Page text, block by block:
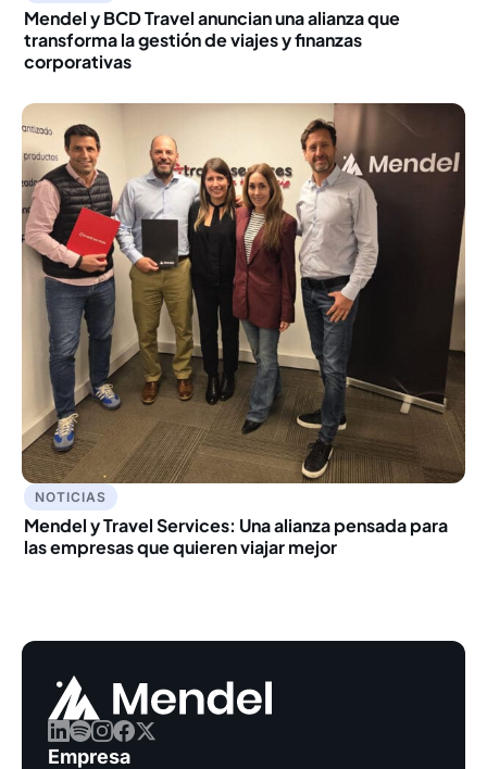
Mendel y BCD Travel anuncian una alianza que
transforma la gestión de viajes y finanzas
corporativas
NOTICIAS
Mendel y Travel Services: Una alianza pensada para
las empresas que quieren viajar mejor
Empresa